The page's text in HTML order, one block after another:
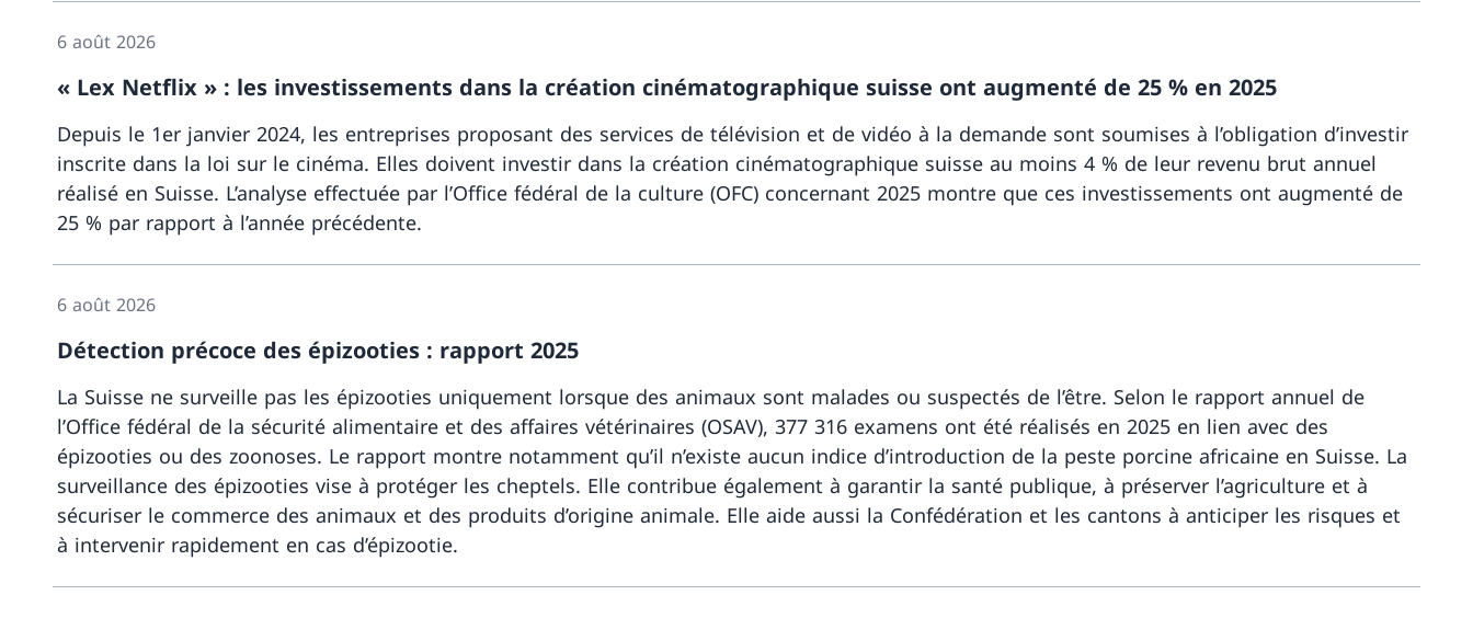
6 août 2026
« Lex Netflix » : les investissements dans la création cinématographique suisse ont augmenté de 25 % en 2025
Depuis le 1er janvier 2024, les entreprises proposant des services de télévision et de vidéo à la demande sont soumises à l’obligation d’investir
inscrite dans la loi sur le cinéma. Elles doivent investir dans la création cinématographique suisse au moins 4 % de leur revenu brut annuel
réalisé en Suisse. L’analyse effectuée par l’Office fédéral de la culture (OFC) concernant 2025 montre que ces investissements ont augmenté de
25 % par rapport à l’année précédente.
6 août 2026
Détection précoce des épizooties : rapport 2025
La Suisse ne surveille pas les épizooties uniquement lorsque des animaux sont malades ou suspectés de l’être. Selon le rapport annuel de
l’Office fédéral de la sécurité alimentaire et des affaires vétérinaires (OSAV), 377 316 examens ont été réalisés en 2025 en lien avec des
épizooties ou des zoonoses. Le rapport montre notamment qu’il n’existe aucun indice d’introduction de la peste porcine africaine en Suisse. La
surveillance des épizooties vise à protéger les cheptels. Elle contribue également à garantir la santé publique, à préserver l’agriculture et à
sécuriser le commerce des animaux et des produits d’origine animale. Elle aide aussi la Confédération et les cantons à anticiper les risques et
à intervenir rapidement en cas d’épizootie.